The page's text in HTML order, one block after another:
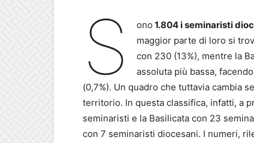
S ono 1.804 i seminaristi
maggior parte di loro si
con 230 (13%), mentre la
assoluta più bassa,
(0,7%). Un quadro che tuttavia cambia
territorio. In questa classifica, infatti, a
seminaristi e la Basilicata con 23
con 7 seminaristi diocesani. I numeri,